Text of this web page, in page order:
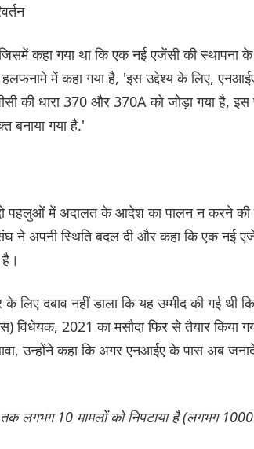
कहा गया था कि एक नई एजेंसी की स्थापना के
हलफनामे में कहा गया है, 'इस उद्देश्य के लिए,
की धारा 370 और 370A को जोड़ा गया है,
बनाया गया है.'
दो पहलुओं में अदालत के आदेश का पालन न करने
ने अपनी स्थिति बदल दी और कहा कि एक नई
के लिए दबाव नहीं डाला कि यह उम्मीद की गई थी
विधेयक, 2021 का मसौदा फिर से तैयार किया
उन्होंने कहा कि अगर एनआईए के पास अब
लगभग 10 मामलों को निपटाया है (लगभग